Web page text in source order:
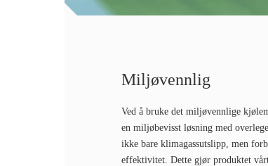
Miljøvennlig
Ved å bruke det miljøvennlige
en miljøbevisst løsning med
ikke bare klimagassutslipp, men
effektivitet. Dette gjør produktet